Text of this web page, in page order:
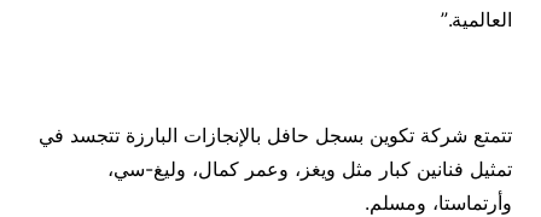
العالمية.”
تتمتع شركة تكوين بسجل حافل بالإنجازات البارزة تتجسد في
تمثيل فنانين كبار مثل ويغز، وعمر كمال، وليغ-سي،
وأرتماستا، ومسلم.